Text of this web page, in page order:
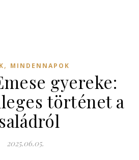
, MINDENNAPOK
gyereke:
történet a
2025.06.05.